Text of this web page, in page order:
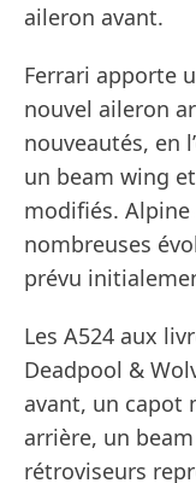
aileron avant.
Ferrari apporte
nouvel aileron
nouveautés, en
un beam wing
modifiés.
nombreuses
prévu
Les A524 aux
Deadpool &
avant, un capot
arrière, un
rétroviseurs